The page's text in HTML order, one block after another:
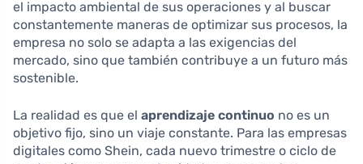
el impacto ambiental de sus operaciones y al buscar
constantemente maneras de optimizar sus procesos, la
empresa no solo se adapta a las exigencias del
mercado, sino que también contribuye a un futuro más
sostenible.
La realidad es que el aprendizaje continuo no es un
objetivo fijo, sino un viaje constante. Para las empresas
digitales como Shein, cada nuevo trimestre o ciclo de